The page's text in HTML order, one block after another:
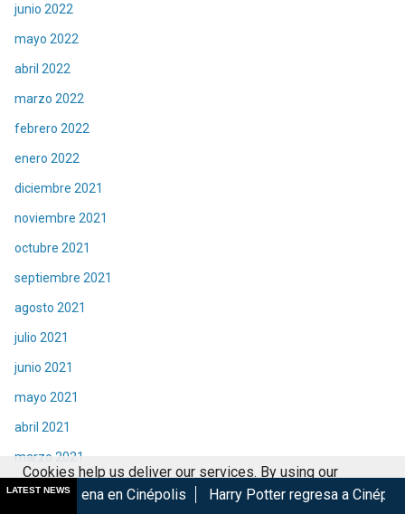
junio 2022
mayo 2022
abril 2022
marzo 2022
febrero 2022
enero 2022
diciembre 2021
noviembre 2021
octubre 2021
septiembre 2021
agosto 2021
julio 2021
junio 2021
mayo 2021
abril 2021
marzo 2021
febrero 2021
LATEST NEWS
Cinépolis Harry Potter regresa a Cinépolis con menú y
Cookies help us deliver our services. By using our
services, you agree to our use of cookies.
Got it